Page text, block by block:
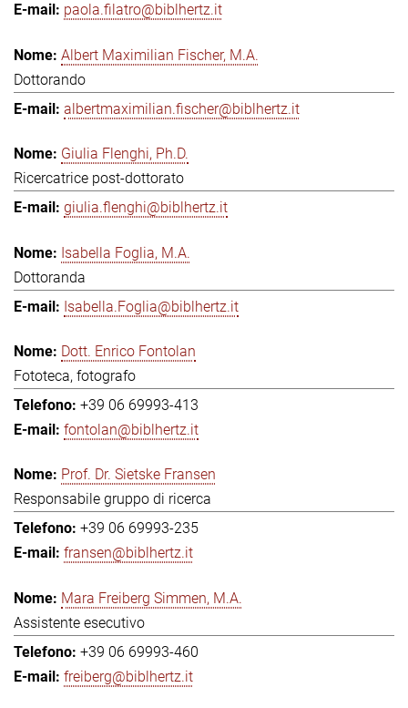
paola.filatro@biblhertz.it
Albert Maximilian Fischer, M.A.
Dottorando
albertmaximilian.fischer@biblhertz.it
Giulia Flenghi, Ph.D.
Ricercatrice post-dottorato
giulia.flenghi@biblhertz.it
Isabella Foglia, M.A.
Dottoranda
Isabella.Foglia@biblhertz.it
Dott. Enrico Fontolan
Fototeca, fotografo
+39 06 69993-413
fontolan@biblhertz.it
Prof. Dr. Sietske Fransen
Responsabile gruppo di ricerca
+39 06 69993-235
fransen@biblhertz.it
Mara Freiberg Simmen, M.A.
Assistente esecutivo
+39 06 69993-460
freiberg@biblhertz.it